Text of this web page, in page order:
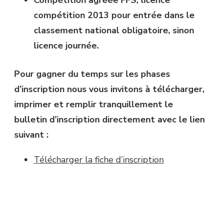
compétition 2013 pour entrée dans le
classement national obligatoire, sinon
licence journée.
Pour gagner du temps sur les phases
d’inscription nous vous invitons à télécharger,
imprimer et remplir tranquillement le
bulletin d’inscription directement avec le lien
suivant :
Télécharger la fiche d’inscription